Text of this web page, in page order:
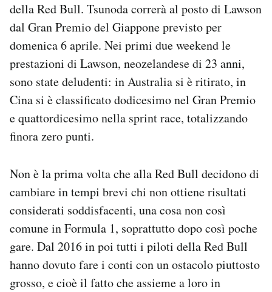
Hai bisogno di aiuto?
Esci
della Red Bull. Tsunoda correrà al posto di Lawson
dal Gran Premio del Giappone previsto per
domenica 6 aprile. Nei primi due weekend le
prestazioni di Lawson, neozelandese di 23 anni,
sono state deludenti: in Australia si è ritirato, in
Cina si è classificato dodicesimo nel Gran Premio
e quattordicesimo nella sprint race, totalizzando
finora zero punti.
Non è la prima volta che alla Red Bull decidono di
cambiare in tempi brevi chi non ottiene risultati
considerati soddisfacenti, una cosa non così
comune in Formula 1, soprattutto dopo così poche
gare. Dal 2016 in poi tutti i piloti della Red Bull
hanno dovuto fare i conti con un ostacolo piuttosto
grosso, e cioè il fatto che assieme a loro in